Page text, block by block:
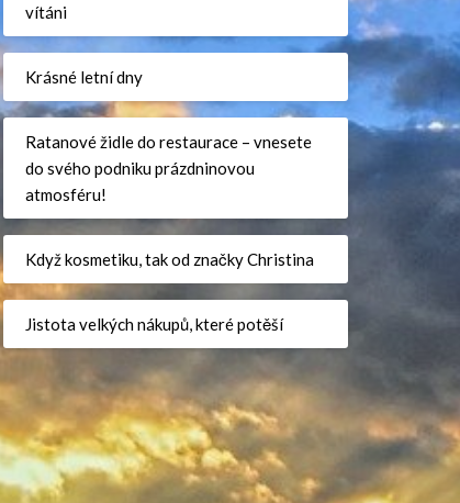
vítáni
Krásné letní dny
Ratanové židle do restaurace – vnesete
do svého podniku prázdninovou
atmosféru!
Když kosmetiku, tak od značky Christina
Jistota velkých nákupů, které potěší